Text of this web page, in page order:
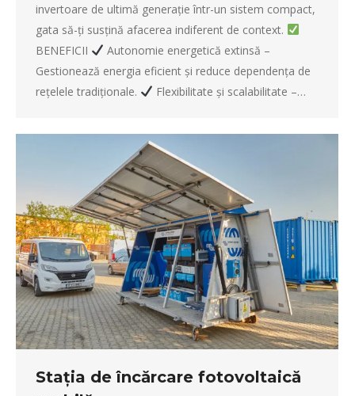
invertoare de ultimă generație într-un sistem compact,
gata să-ți susțină afacerea indiferent de context.
BENEFICII
Autonomie energetică extinsă –
Gestionează energia eficient și reduce dependența de
rețelele tradiționale.
Flexibilitate și scalabilitate –…
Stația de încărcare fotovoltaică